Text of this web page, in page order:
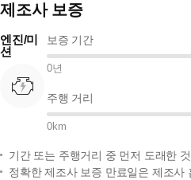
제조사 보증
엔진/미
션
보증 기간
0년
주행 거리
0km
기간 또는 주행거리 중 먼저 도래한
정확한 제조사 보증 만료일은 제조사